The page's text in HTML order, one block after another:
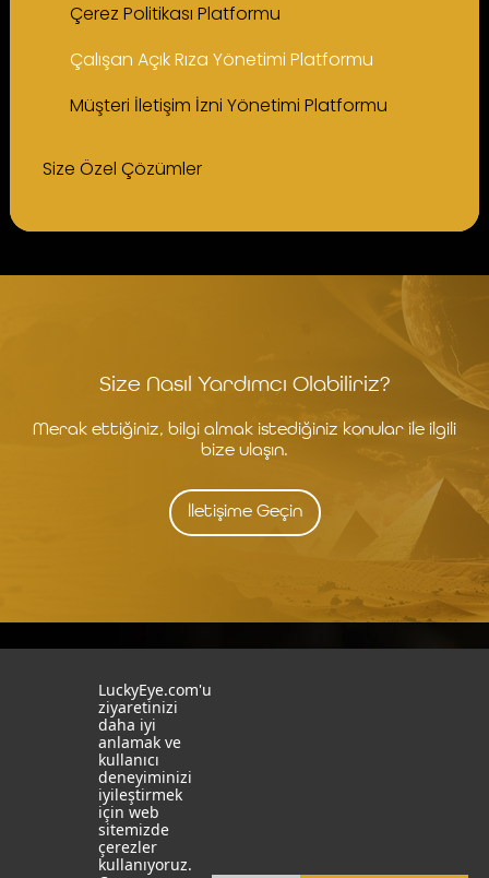
Çerez Politikası Platformu
Çalışan Açık Rıza Yönetimi Platformu
Müşteri İletişim İzni Yönetimi Platformu
Size Özel Çözümler
Size Nasıl Yardımcı Olabiliriz?
Merak ettiğiniz, bilgi almak istediğiniz konular ile ilgili
bize ulaşın.
İletişime Geçin
19 Mayıs Mah. Turaboğlu Sok.
Hamdiye Yazgan İş Merkezi
Kozyatağı, Kadıköy, İstanbul
T: +90 216 355 03 19
Sosyal Medya
LuckyEye.com'u
ziyaretinizi
daha iyi
anlamak ve
kullanıcı
deneyiminizi
iyileştirmek
için web
sitemizde
çerezler
kullanıyoruz.